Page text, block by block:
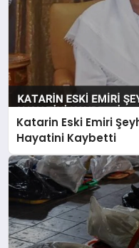
Katarin Eski Emiri
Hayatini Kaybetti